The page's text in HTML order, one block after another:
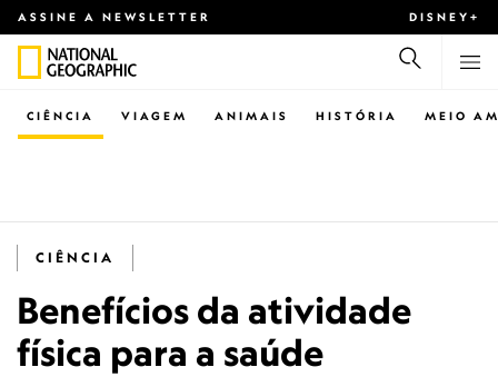
ASSINE A NEWSLETTER DISNEY+
CIÊNCIA VIAGEM ANIMAIS HISTÓRIA MEIO
CIÊNCIA
Benefícios da atividade
física para a saúde